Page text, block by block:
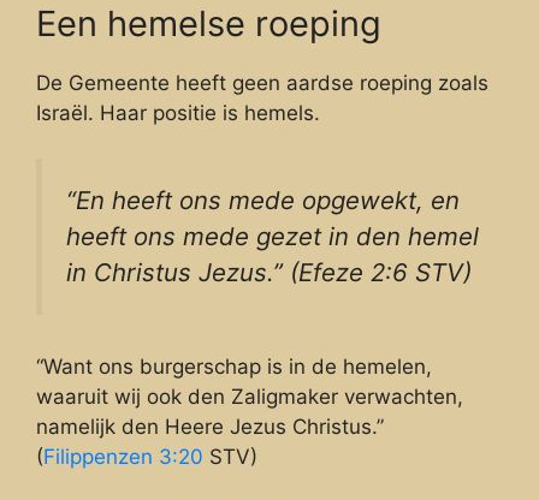
Een hemelse roeping
De Gemeente heeft geen aardse roeping zoals
Israël. Haar positie is hemels.
“En heeft ons mede opgewekt, en
heeft ons mede gezet in den hemel
in Christus Jezus.” (Efeze 2:6 STV)
“Want ons burgerschap is in de hemelen,
waaruit wij ook den Zaligmaker verwachten,
namelijk den Heere Jezus Christus.”
(Filippenzen 3:20 STV)